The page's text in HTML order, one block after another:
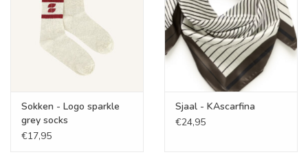
Sokken - Logo sparkle
grey socks
€17,95
Sjaal - KAscarfina
€24,95